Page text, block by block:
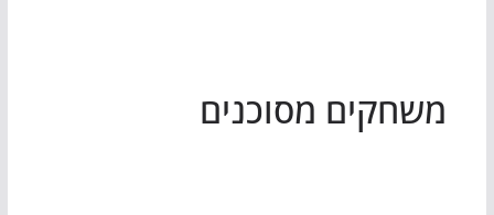
משחקים מסוכנים